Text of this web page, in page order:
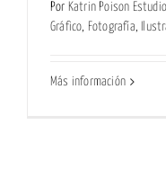
Por Katrin Poison Estudio
Gráfico, Fotografía,
Más información